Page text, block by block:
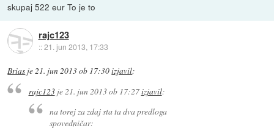
skupaj 522 eur To je to
rajc123
::21. jun 2013, 17:33
Brias je21. jun 2013 ob 17:30izjavil:
rajc123je21. jun 2013 ob 17:27izjavil:
na torej za zdaj sta ta dva predloga
spovedničar: